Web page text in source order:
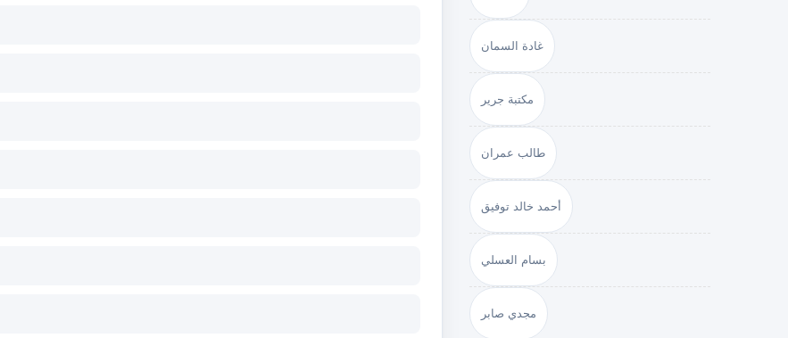
غادة السمان
مكتبة جرير
طالب عمران
أحمد خالد توفيق
بسام العسلي
مجدي صابر